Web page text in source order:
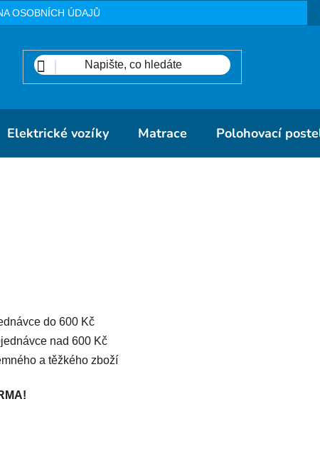
OSOBNÍCH ÚDAJŮ
Elektrické vozíky Matrace Polohovací
do 600 Kč
nad 600 Kč
a těžkého zboží